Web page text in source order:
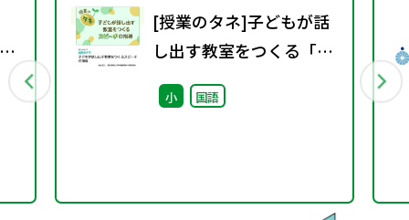
[授業のタネ]子どもが話
し出す教室をつくる「ス
ピーチ」指導アイディア
小 国語